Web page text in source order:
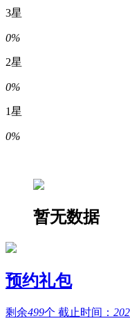
3星
0%
2星
0%
1星
0%
暂无数据
预约礼包
剩余499个 截止时间：